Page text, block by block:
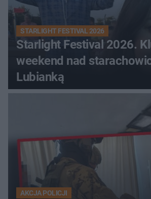
STARLIGHT FESTIVAL 2026
Starlight Festival 2026.
weekend nad
Lubianką
AKCJA POLICJI